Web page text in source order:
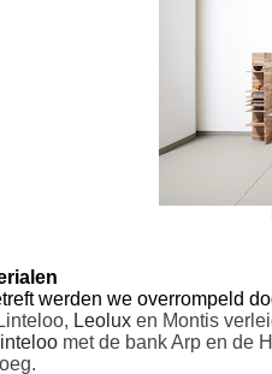
werden we overrompeld
Leolux en Montis
met de bank Arp en de